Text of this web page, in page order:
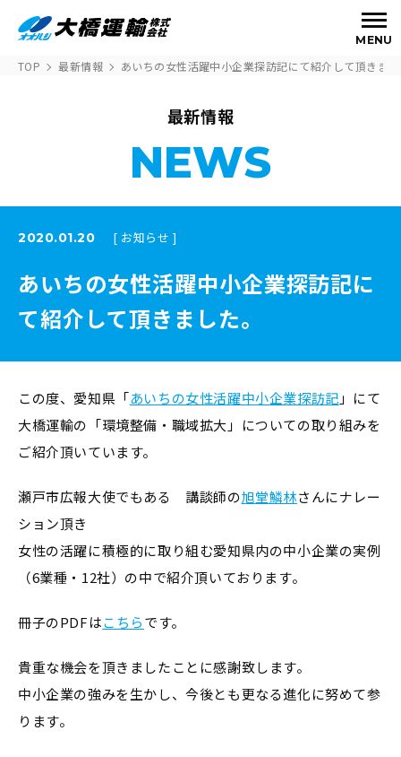
MENU
TOP 最新情報 あいちの女性活躍中小企業探訪記にて紹介して頂きま
最新情報
NEWS
2020.01.20 [ お知らせ ]
あいちの女性活躍中小企業探訪記に
て紹介して頂きました。
この度、愛知県「あいちの女性活躍中小企業探訪記 」にて
大橋運輸の「環境整備・職域拡大」についての取り組みを
ご紹介頂いています。
瀬戸市広報大使でもある 講談師の旭堂鱗林さんにナレー
ション頂き
女性の活躍に積極的に取り組む愛知県内の中小企業の実例
（6業種・12社）の中で紹介頂いております。
冊子のPDFはこちらです。
貴重な機会を頂きましたことに感謝致します。
中小企業の強みを生かし、今後とも更なる進化に努めて参
ります。